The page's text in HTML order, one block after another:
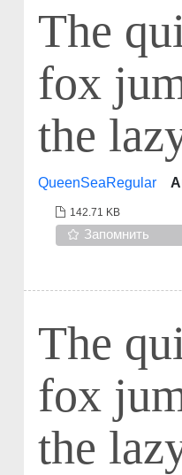
The
fox
the
QueenSeaRegular
142.71 KB
Запомнить
The
fox
the